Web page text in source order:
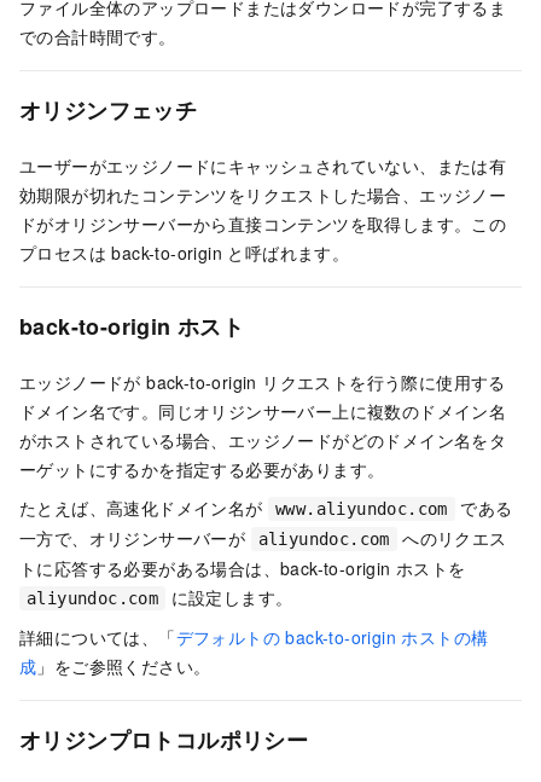
ファイル全体のアップロードまたはダウンロードが完了するま
での合計時間です。
オリジンフェッチ
ユーザーがエッジノードにキャッシュされていない、または有
効期限が切れたコンテンツをリクエストした場合、エッジノー
ドがオリジンサーバーから直接コンテンツを取得します。この
プロセスは back-to-origin と呼ばれます。
back-to-origin ホスト
エッジノードが back-to-origin リクエストを行う際に使用する
ドメイン名です。同じオリジンサーバー上に複数のドメイン名
がホストされている場合、エッジノードがどのドメイン名をタ
ーゲットにするかを指定する必要があります。
たとえば、高速化ドメイン名が
www.aliyundoc.com
である
一方で、オリジンサーバーが
aliyundoc.com
へのリクエス
トに応答する必要がある場合は、back-to-origin ホストを
aliyundoc.com
に設定します。
詳細については、「デフォルトの back-to-origin ホストの構
成 」をご参照ください。
オリジンプロトコルポリシー